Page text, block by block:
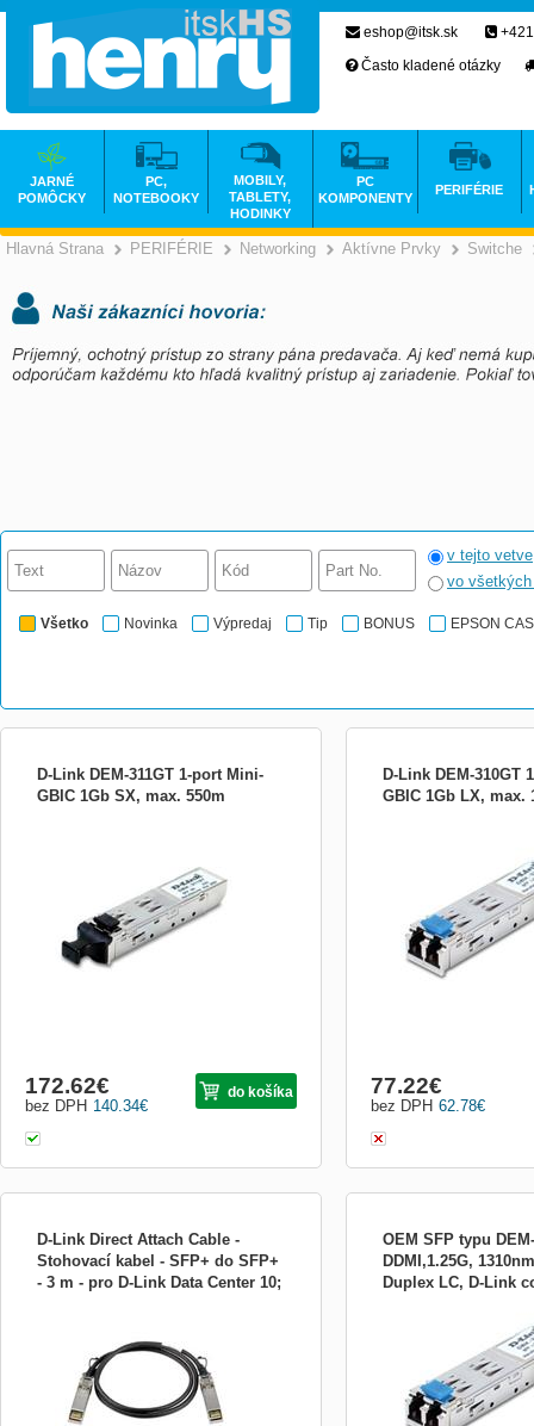
Hlavná Strana >
PERIFÉRIE >
Networking >
Aktívne Prvky Switche
v tejto vetve
vo
Všetko Novinka Výpredaj Tip BONUS EPSON
D-Link DEM-311GT 1-port Mini-
GBIC 1Gb SX, max. 550m
vícevidový optický SX (LC-Duplex) port,
vícevidové vlákno 50/125µm až 550 m,
vícevidové vlákno 62,5/125µm až 220 m,
plný duplex, 802.3x Flow-Control, výměna
za chodu. * 1x 1000 Mbit ...
140.34€
bez DPH
172.62€ do košíka
D-Link DEM-310GT
GBIC 1Gb LX, max.
jednovidový optický LX
jednovidové vlákno 9/
plný duplex, 802.3x
za chodu. * LC 1000
(standard IEEE 802.3z)...
62.78€
bez DPH
77.22€
D-Link Direct Attach Cable -
Stohovací kabel - SFP+ do SFP+
- 3 m - pro D-Link Data Center 10;
OEM SFP typu
DDMI,1.25G,
Duplex LC, D-Link
LC konektor Rýchlosť
Gbit/s Vlnová dĺžka:
mód Dosah: 20 km
eshop@itsk.sk
Často kladené otázky
JARNÉ
POMÔCKY
PC,
NOTEBOOKY
MOBILY,
TABLETY,
HODINKY
PC
KOMPONENTY
PERIFÉRIE